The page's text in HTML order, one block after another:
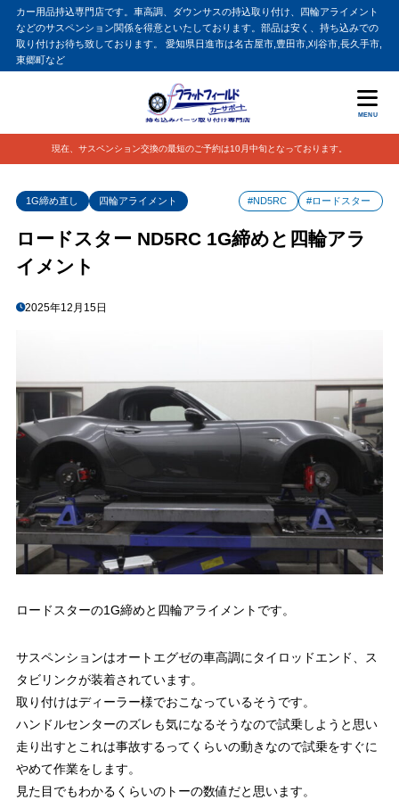
カー用品持込専門店です。車高調、ダウンサスの持込取り付け、四輪アライメント
などのサスペンション関係を得意といたしております。部品は安く、持ち込みでの
取り付けお待ち致しております。 愛知県日進市は名古屋市,豊田市,刈谷市,長久手市,
東郷町など
MENU
現在、サスペンション交換の最短のご予約は10月中旬となっております。
1G締め直し 四輪アライメント #ND5RC #ロードスター
ロードスター ND5RC 1G締めと四輪アラ
イメント
2025年12月15日
ロードスターの1G締めと四輪アライメントです。
サスペンションはオートエグゼの車高調にタイロッドエンド、ス
タビリンクが装着されています。
取り付けはディーラー様でおこなっているそうです。
ハンドルセンターのズレも気になるそうなので試乗しようと思い
走り出すとこれは事故するってくらいの動きなので試乗をすぐに
やめて作業をします。
見た目でもわかるくらいのトーの数値だと思います。